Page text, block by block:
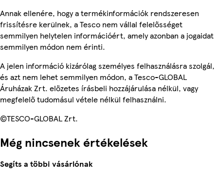
Annak ellenére, hogy a termékinformációk rendszeresen
frissítésre kerülnek, a Tesco nem vállal felelősséget
semmilyen helytelen információért, amely azonban a jogaidat
semmilyen módon nem érinti.
A jelen információ kizárólag személyes felhasználásra szolgál,
és azt nem lehet semmilyen módon, a Tesco-GLOBAL
Áruházak Zrt. előzetes írásbeli hozzájárulása nélkül, vagy
megfelelő tudomásul vétele nélkül felhasználni.
©TESCO-GLOBAL Zrt.
Még nincsenek értékelések
Segíts a többi vásárlónak